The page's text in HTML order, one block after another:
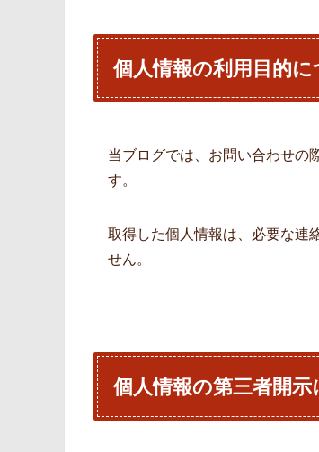
個人情報の利用目的
当ブログでは、お問い合わせの
す。
取得した個人情報は、必要な連
せん。
個人情報の第三者開